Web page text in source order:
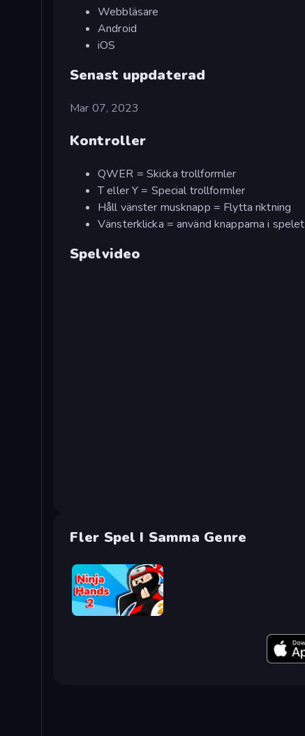
Webbläsare
Android
iOS
Senast uppdaterad
Mar 07, 2023
Kontroller
QWER = Skicka trollformler
T eller Y = Special trollformler
Håll vänster musknapp = Flytta riktning
Vänsterklicka = använd knapparna i spelet
Spelvideo
Fler Spel I Samma Genre
Ninja Hands 2